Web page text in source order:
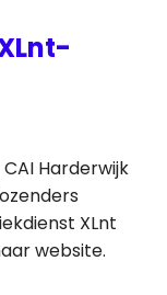
Harderwijk
XLnt
website.